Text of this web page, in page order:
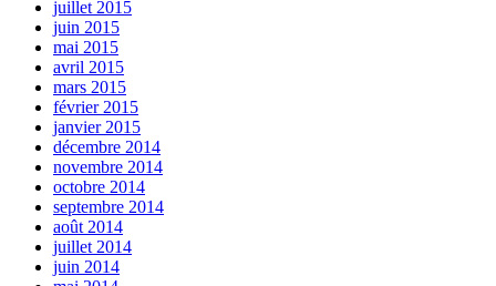
juillet 2015
juin 2015
mai 2015
avril 2015
mars 2015
février 2015
janvier 2015
décembre 2014
novembre 2014
octobre 2014
septembre 2014
août 2014
juillet 2014
juin 2014